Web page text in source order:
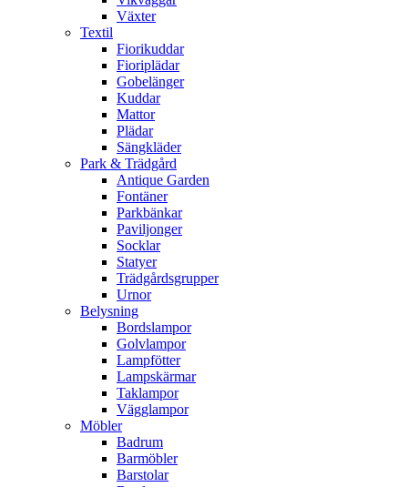
Växter
Textil
Fiorikuddar
Fioriplädar
Gobelänger
Kuddar
Mattor
Plädar
Sängkläder
Park & Trädgård
Antique Garden
Fontäner
Parkbänkar
Paviljonger
Socklar
Statyer
Trädgårdsgrupper
Urnor
Belysning
Bordslampor
Golvlampor
Lampfötter
Lampskärmar
Taklampor
Vägglampor
Möbler
Badrum
Barmöbler
Barstolar